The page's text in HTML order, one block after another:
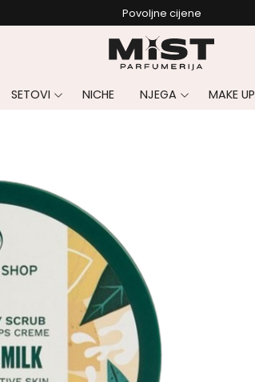
Povoljne cijene
SETOVI NICHE NJEGA MAKE UP